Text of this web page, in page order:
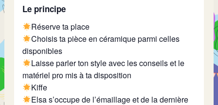
Le principe
Réserve ta place
Choisis ta pièce en céramique parmi celles
disponibles
Laisse parler ton style avec les conseils et le
matériel pro mis à ta disposition
Kiffe
Elsa s’occupe de l’émaillage et de la dernière